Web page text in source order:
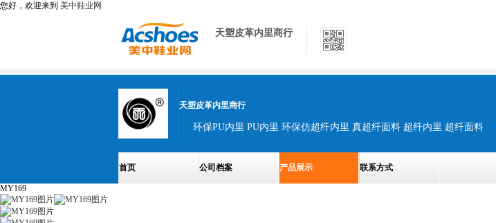
您好，欢迎来到 美中鞋业网
天塑皮革内里商行
天塑皮革内里商行
环保PU内里 PU内里 环保仿超纤内里 真超纤面料 超纤内里 超纤面料
首页 公司档案 产品展示 联系方式
MY169